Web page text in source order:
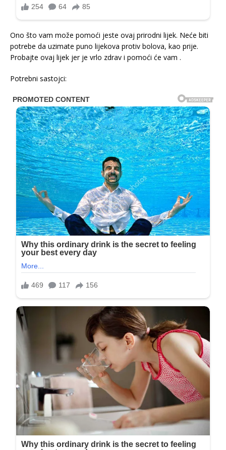
Ono što vam može pomoći jeste ovaj prirodni lijek. Neće biti
potrebe da uzimate puno lijekova protiv bolova, kao prije.
Probajte ovaj lijek jer je vrlo zdrav i pomoći će vam .
Potrebni sastojci: